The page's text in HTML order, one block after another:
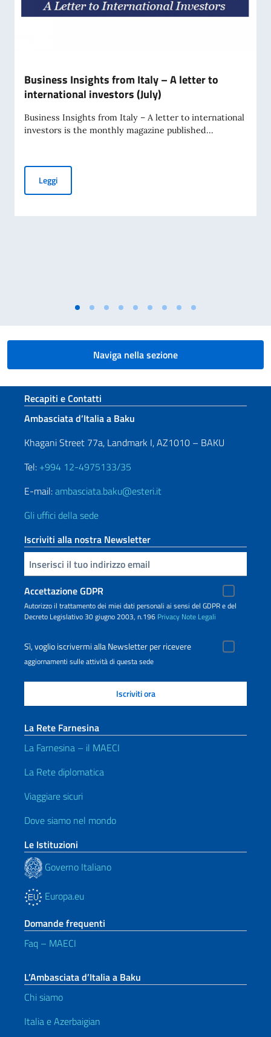
Business Insights from Italy – A letter to
international investors (July)
Business Insights from Italy – A letter to international
investors is the monthly magazine published...
LeggiBusiness Insights from Italy – A letter to international
Naviga nella sezione
Sezione footer
Recapiti e Contatti
Ambasciata d’Italia a Baku
Khagani Street 77a, Landmark I, AZ1010 – BAKU
Tel: +994 12-4975133/35
E-mail:ambasciata.baku@esteri.it
Gli uffici della sede
Iscriviti alla nostra Newsletter
Inserisci la tua email
Accettazione GDPR
Autorizzo il trattamento dei miei dati personali ai sensi del GDPR e del
Decreto Legislativo 30 giugno 2003, n.196 Privacy Note Legali
Sì, voglio iscrivermi alla Newsletter per ricevere
aggiornamenti sulle attività di questa sede
La Rete Farnesina
La Farnesina – il MAECI
La Rete diplomatica
Viaggiare sicuri
Dove siamo nel mondo
Le Istituzioni
Governo Italiano
Europa.eu
Domande frequenti
Faq – MAECI
L’Ambasciata d’Italia a Baku
Chi siamo
Italia e Azerbaigian